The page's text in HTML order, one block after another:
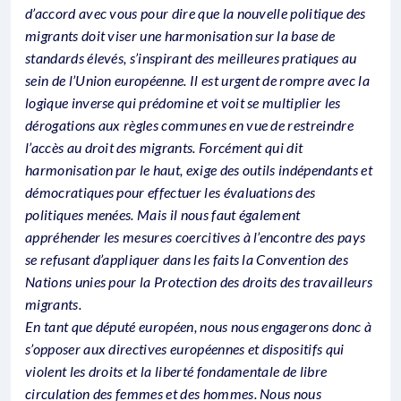
d’accord avec vous pour dire que la nouvelle politique des
migrants doit viser une harmonisation sur la base de
standards élevés, s’inspirant des meilleures pratiques au
sein de l’Union européenne. Il est urgent de rompre avec la
logique inverse qui prédomine et voit se multiplier les
dérogations aux règles communes en vue de restreindre
l’accès au droit des migrants. Forcément qui dit
harmonisation par le haut, exige des outils indépendants et
démocratiques pour effectuer les évaluations des
politiques menées. Mais il nous faut également
appréhender les mesures coercitives à l’encontre des pays
se refusant d’appliquer dans les faits la Convention des
Nations unies pour la Protection des droits des travailleurs
migrants.
En tant que député européen, nous nous engagerons donc à
s’opposer aux directives européennes et dispositifs qui
violent les droits et la liberté fondamentale de libre
circulation des femmes et des hommes. Nous nous